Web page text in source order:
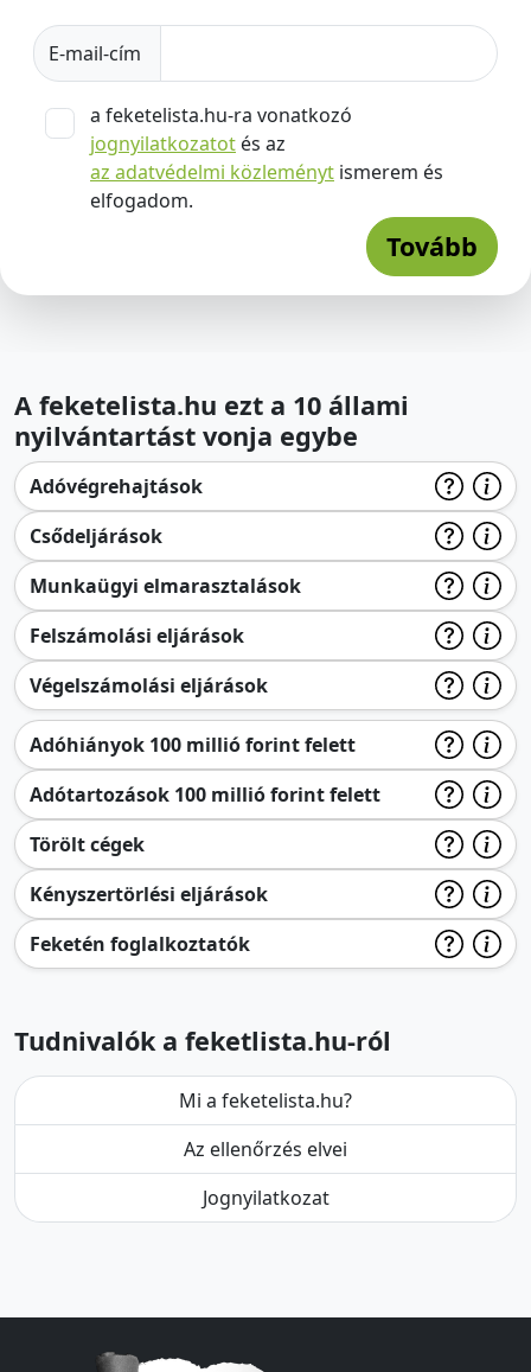
E-mail-cím
a feketelista.hu-ra vonatkozó
jognyilatkozatot és az
az adatvédelmi közleményt ismerem és
elfogadom.
Tovább
A feketelista.hu ezt a 10 állami
nyilvántartást vonja egybe
Adóvégrehajtások
Csődeljárások
Munkaügyi elmarasztalások
Felszámolási eljárások
Végelszámolási eljárások
Adóhiányok 100 millió forint felett
Adótartozások 100 millió forint felett
Törölt cégek
Kényszertörlési eljárások
Feketén foglalkoztatók
Tudnivalók a feketlista.hu-ról
Mi a feketelista.hu?
Az ellenőrzés elvei
Jognyilatkozat